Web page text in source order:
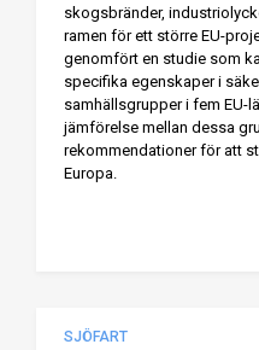
skogsbränder,
ramen för ett större EU-
genomfört en studie som
specifika egenskaper i
samhällsgrupper i fem EU-
jämförelse mellan dessa
rekommendationer för att
Europa.
SJÖFART